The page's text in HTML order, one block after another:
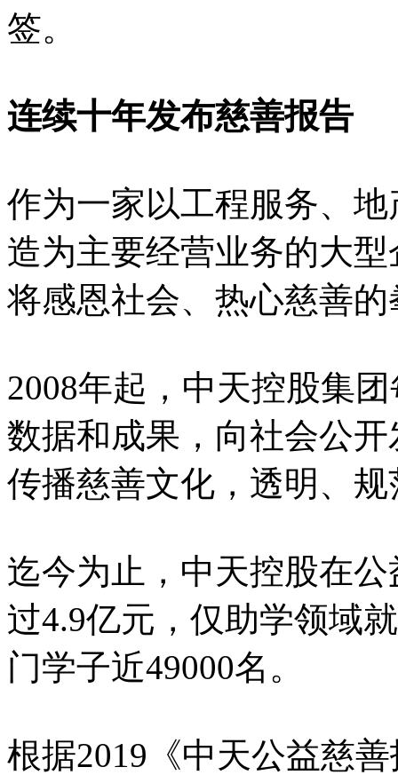
签。
连续十年发布慈善报告
作为一家以工程服务、
造为主要经营业务的大
将感恩社会、热心慈善
2008年起，中天控股集
数据和成果，向社会公
传播慈善文化，透明、
迄今为止，中天控股在
过4.9亿元，仅助学领域
门学子近49000名。
根据2019《中天公益慈